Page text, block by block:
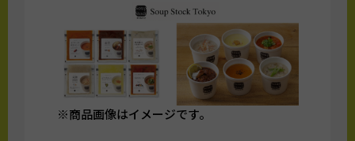
※商品画像はイメージです。